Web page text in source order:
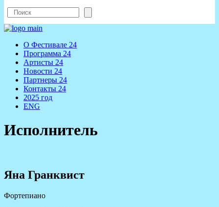
Поиск
О Фестивале 24
Программа 24
Артисты 24
Новости 24
Партнеры 24
Контакты 24
2025 год
ENG
Исполнитель
Яна Гранквист
Фортепиано